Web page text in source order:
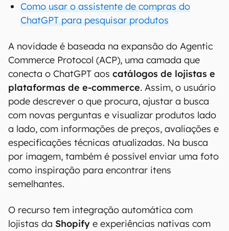
Como usar o assistente de compras do
ChatGPT para pesquisar produtos
A novidade é baseada na expansão do Agentic
Commerce Protocol (ACP), uma camada que
conecta o ChatGPT aos catálogos de lojistas e
plataformas de e-commerce. Assim, o usuário
pode descrever o que procura, ajustar a busca
com novas perguntas e visualizar produtos lado
a lado, com informações de preços, avaliações e
especificações técnicas atualizadas. Na busca
por imagem, também é possível enviar uma foto
como inspiração para encontrar itens
semelhantes.
O recurso tem integração automática com
lojistas da Shopify e experiências nativas com